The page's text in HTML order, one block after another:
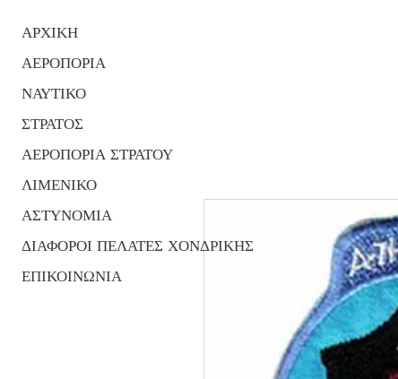
ΑΡΧΙΚΗ
ΑΕΡΟΠΟΡΙΑ
ΝΑΥΤΙΚΟ
ΣΤΡΑΤΟΣ
ΑΕΡΟΠΟΡΙΑ ΣΤΡΑΤΟΥ
ΛΙΜΕΝΙΚΟ
ΑΣΤΥΝΟΜΙΑ
ΔΙΑΦΟΡΟΙ ΠΕΛΑΤΕΣ ΧΟΝΔΡΙΚΗΣ
ΕΠΙΚΟΙΝΩΝΙΑ